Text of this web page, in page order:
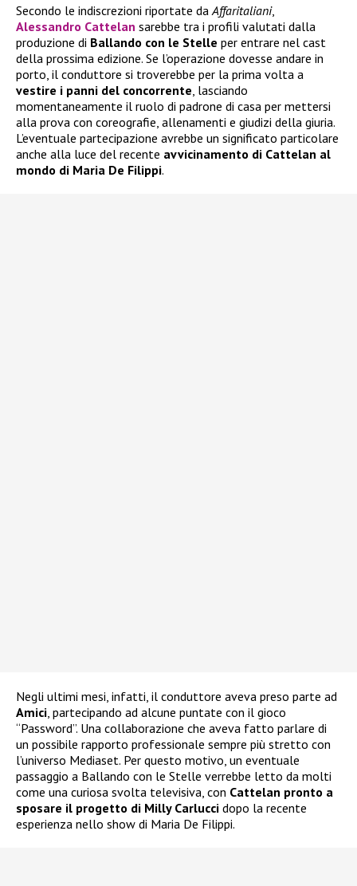
Secondo le indiscrezioni riportate daAffaritaliani,
Alessandro Cattelan sarebbe tra i profili valutati dalla
produzione di Ballando con le Stelle per entrare nel cast
della prossima edizione. Se l’operazione dovesse andare in
porto, il conduttore si troverebbe per la prima volta a
vestire i panni del concorrente, lasciando
momentaneamente il ruolo di padrone di casa per mettersi
alla prova con coreografie, allenamenti e giudizi della giuria.
L’eventuale partecipazione avrebbe un significato particolare
anche alla luce del recente avvicinamento di Cattelan al
mondo di Maria De Filippi.
Negli ultimi mesi, infatti, il conduttore aveva preso parte ad
Amici, partecipando ad alcune puntate con il gioco
“Password”. Una collaborazione che aveva fatto parlare di
un possibile rapporto professionale sempre più stretto con
l’universo Mediaset. Per questo motivo, un eventuale
passaggio a Ballando con le Stelle verrebbe letto da molti
come una curiosa svolta televisiva, con Cattelan pronto a
sposare il progetto di Milly Carlucci dopo la recente
esperienza nello show di Maria De Filippi.